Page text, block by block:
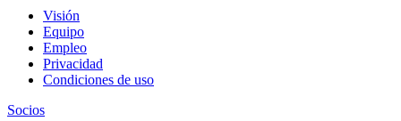
Visión
Equipo
Empleo
Privacidad
Condiciones de uso
Socios